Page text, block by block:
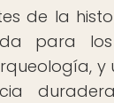
de la
para